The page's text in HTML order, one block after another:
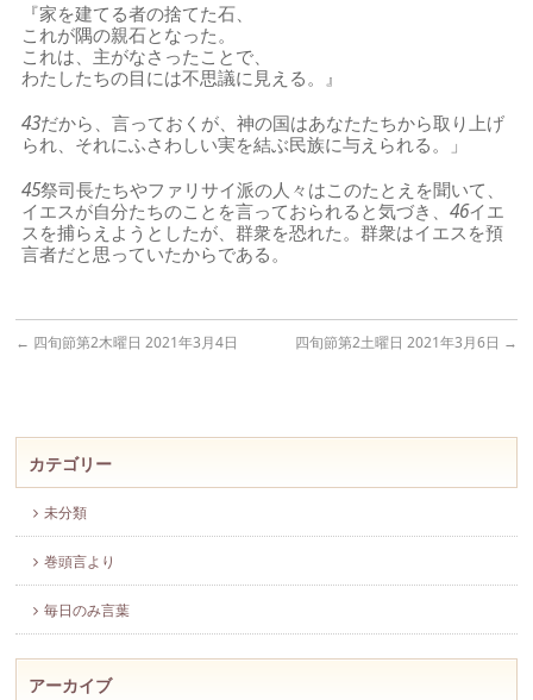
『家を建てる者の捨てた石、
これが隅の親石となった。
これは、主がなさったことで、
わたしたちの目には不思議に見える。』
43だから、言っておくが、神の国はあなたたちから取り上げ
られ、それにふさわしい実を結ぶ民族に与えられる。」
45祭司長たちやファリサイ派の人々はこのたとえを聞いて、
イエスが自分たちのことを言っておられると気づき、46イエ
スを捕らえようとしたが、群衆を恐れた。群衆はイエスを預
言者だと思っていたからである。
← 四旬節第2木曜日 2021年3月4日 四旬節第2土曜日 2021年3月6日 →
カテゴリー
未分類
巻頭言より
毎日のみ言葉
アーカイブ